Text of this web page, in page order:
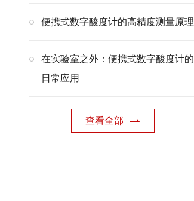
便携式数字酸度计的高精度测量原理
在实验室之外：便携式数字酸度计的
日常应用
查看全部